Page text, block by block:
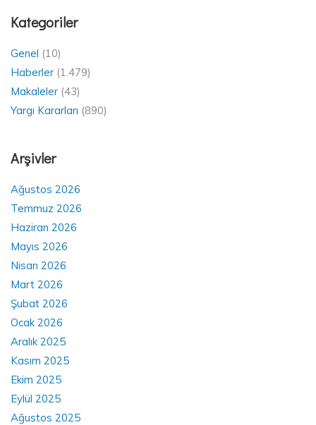
Kategoriler
Genel (10)
Haberler (1.479)
Makaleler (43)
Yargı Kararları (890)
Arşivler
Ağustos 2026
Temmuz 2026
Haziran 2026
Mayıs 2026
Nisan 2026
Mart 2026
Şubat 2026
Ocak 2026
Aralık 2025
Kasım 2025
Ekim 2025
Eylül 2025
Ağustos 2025